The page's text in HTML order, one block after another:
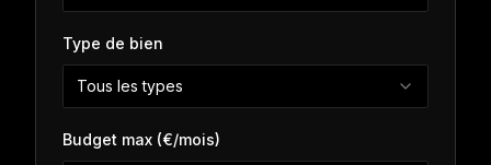
Type de bien
Tous les types
Budget max (€/mois)